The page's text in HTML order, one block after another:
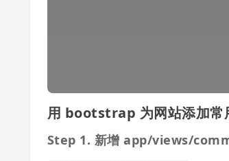
用 bootstrap 为网站添加
Step 1. 新增 app/views/